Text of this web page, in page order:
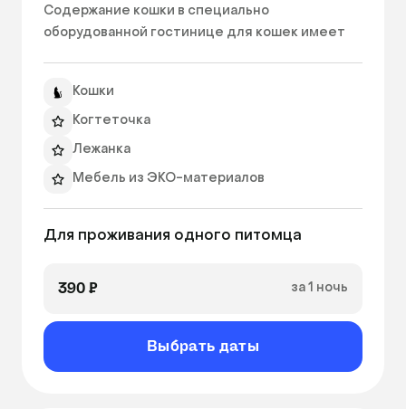
Содержание кошки в специально
оборудованной гостинице для кошек имеет
попадает в незнакомые для него условия и
неважно это вольер или другая квартира, речь
идет о незнакомой территории. Поэтому
найти путь домой, что может иметь
неприятные последствия: кошка может
спрятаться и ее очень сложно найти, может
вольерное содержание животных в
Кошки
Когтеточка
Лежанка
Мебель из ЭКО-материалов
Для проживания одного питомца
390 ₽ за 1 ночь
Выбрать даты